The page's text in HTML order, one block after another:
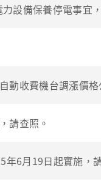
設備保養停電事宜
動收費機台調漲價格
請查照。
6月19日起實施，